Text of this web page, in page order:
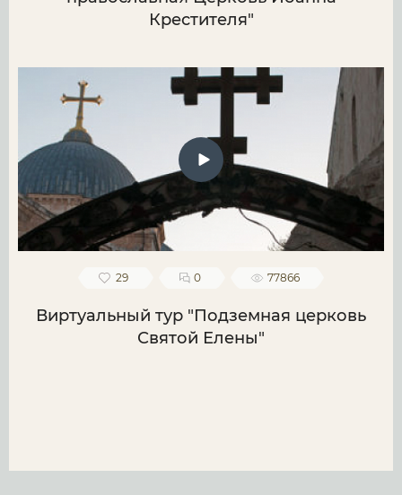
Крестителя"
29 0 77866
Виртуальный тур "Подземная церковь
Святой Елены"